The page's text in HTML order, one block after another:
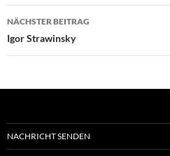
NÄCHSTER BEITRAG
Igor Strawinsky
NACHRICHT SENDEN